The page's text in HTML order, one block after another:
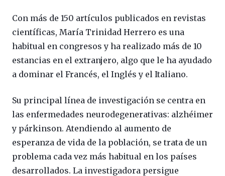
Con más de 150 artículos publicados en revistas
científicas, María Trinidad Herrero es una
habitual en congresos y ha realizado más de 10
estancias en el extranjero, algo que le ha ayudado
a dominar el Francés, el Inglés y el Italiano.
Su principal línea de investigación se centra en
las enfermedades neurodegenerativas: alzhéimer
y párkinson. Atendiendo al aumento de
esperanza de vida de la población, se trata de un
problema cada vez más habitual en los países
desarrollados. La investigadora persigue